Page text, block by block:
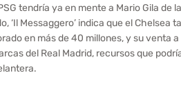
tendría ya en mente a Mario Gila de
‘Il Messaggero’ indica que el Chelsea
en más de 40 millones, y su venta
del Real Madrid, recursos que